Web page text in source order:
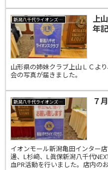
新潟八千代ライオンズクラブ
上
年
山形県の姉妹クラブ上山ＬＣよ
会の写真が届きました。
新潟八千代ライオンズクラブ ７
イオンモール新潟亀田インター
邊、L杉﨑、L眞保新潟八千代
血PR活動を行いました。店内の